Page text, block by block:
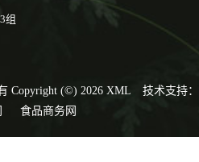
组
Copyright (©) 2026 XML
技术支持：
食品商务网